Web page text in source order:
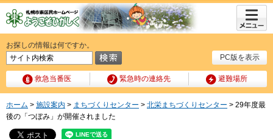
PC版を表示
お探しの情報は何ですか。
救急当番医 緊急時の連絡先 避難場所
メニュ
ー
ホーム > 施設案内 > まちづくりセンター > 北栄まちづくりセンター > 29年度最
後の「つぼみ」が開催されました